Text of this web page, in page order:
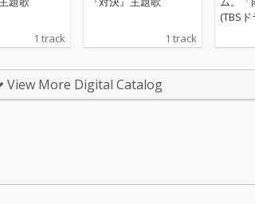
1 track 1 track
(TBS
『地
ていく
ギリシ
View More Digital Catalog